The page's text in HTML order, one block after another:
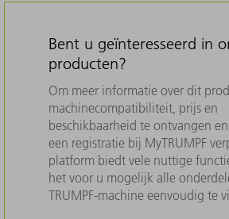
Bent u geïnteresseerd in
producten?
Om meer informatie over dit
machinecompatibiliteit, prijs en
beschikbaarheid te ontvangen
een registratie bij MyTRUMPF
platform biedt vele nuttige
het voor u mogelijk alle
TRUMPF-machine eenvoudig te